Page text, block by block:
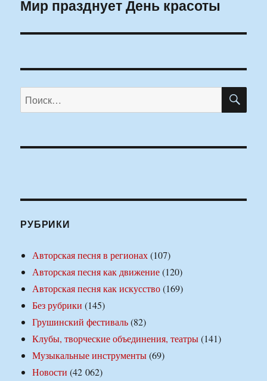
Следующая
Мир празднует День красоты
Искать:
РУБРИКИ
Авторская песня в регионах(107)
Авторская песня как движение(120)
Авторская песня как искусство(169)
Без рубрики (145)
Грушинский фестиваль(82)
Клубы, творческие объединения, театры(141)
Музыкальные инструменты(69)
Новости (42 062)